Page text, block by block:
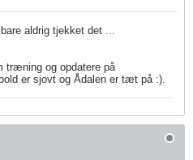
aldrig tjekket det ...
træning og opdatere på
er sjovt og Ådalen er tæt på :).